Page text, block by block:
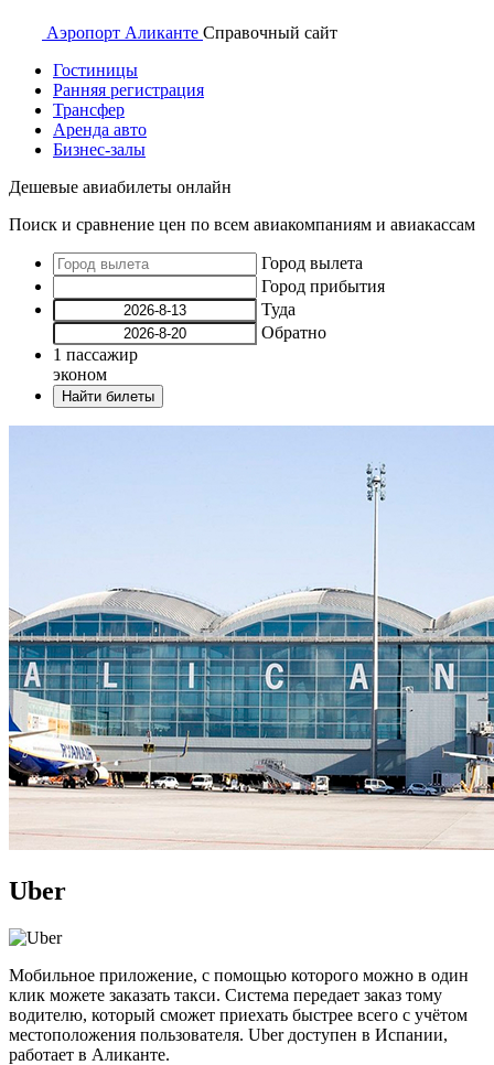
Аэропорт Аликанте Справочный сайт
Гостиницы
Ранняя регистрация
Трансфер
Аренда авто
Бизнес-залы
Дешевые авиабилеты онлайн
Поиск и сравнение цен по всем авиакомпаниям и авиакассам
Город вылета
Город прибытия
Туда
Обратно
1 пассажир
эконом
Найти билеты
Uber
Мобильное приложение, с помощью которого можно в один
клик можете заказать такси. Система передает заказ тому
водителю, который сможет приехать быстрее всего с учётом
местоположения пользователя. Uber доступен в Испании,
работает в Аликанте.